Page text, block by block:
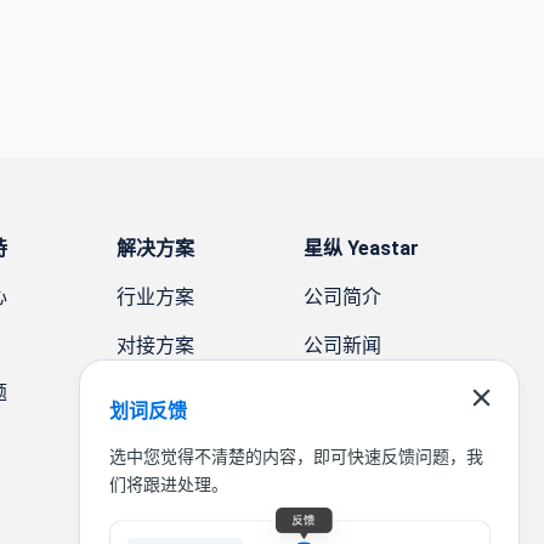
划词反馈
选中您觉得不清楚的内容，即可快速反馈问题，我
们将跟进处理。
解决方案
行业方案
对接方案
星纵 Yeastar
公司简介
公司新闻